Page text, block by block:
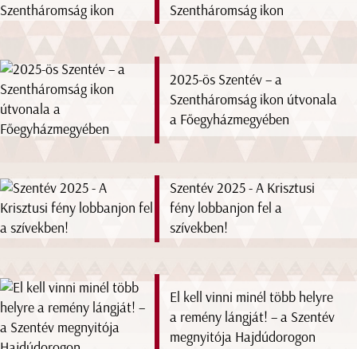
Szentháromság ikon
2025-ös Szentév – a
Szentháromság ikon útvonala
a Főegyházmegyében
Szentév 2025 - A Krisztusi
fény lobbanjon fel a
szívekben!
El kell vinni minél több helyre
a remény lángját! – a Szentév
megnyitója Hajdúdorogon